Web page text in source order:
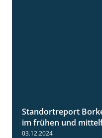
Standortreport
im frühen und
03.12.2024